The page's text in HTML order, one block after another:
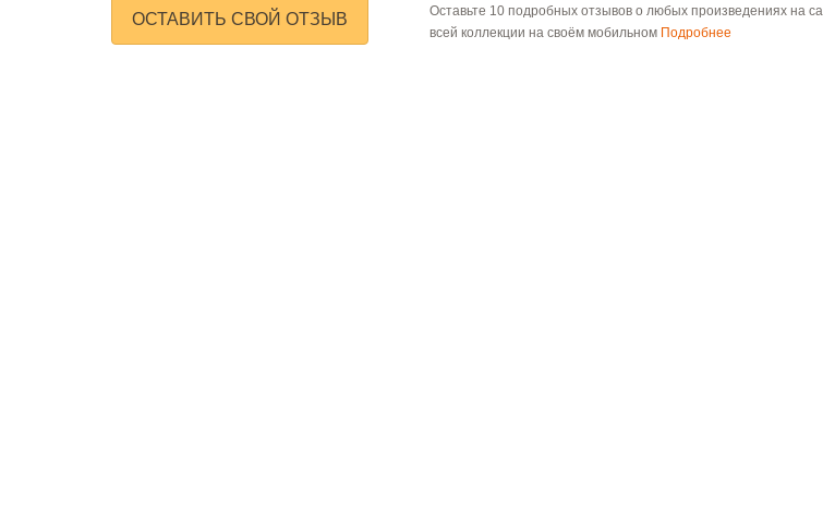
ОСТАВИТЬ СВОЙ ОТЗЫВ
Оставьте 10 подробных отзывов о любых произведениях на
всей коллекции на своём мобильном Подробнее